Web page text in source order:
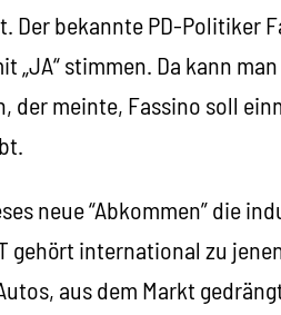
Der bekannte PD-Politiker
„JA“ stimmen. Da kann
der meinte, Fassino soll
neue “Abkommen” die
gehört international zu
aus dem Markt